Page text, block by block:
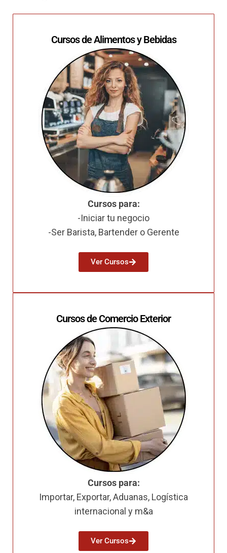
Cursos de Alimentos y Bebidas
Cursos para:
-Iniciar tu negocio
-Ser Barista, Bartender o Gerente
Ver Cursos
Cursos de Comercio Exterior
Cursos para:
Importar, Exportar, Aduanas, Logística
internacional y m&a
Ver Cursos